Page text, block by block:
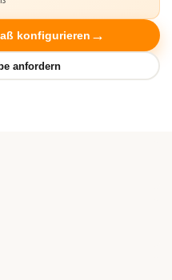
konfigurieren